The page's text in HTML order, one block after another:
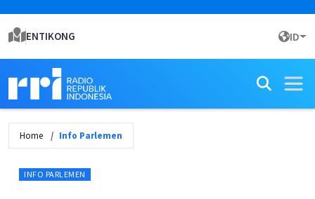
ENTIKONG ID
Home Info Parlemen
INFO PARLEMEN